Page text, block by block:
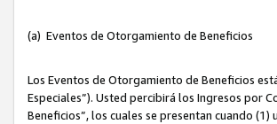
(a) Eventos de Otorgamiento de Beneficios
Los Eventos de Otorgamiento de Beneficios
Especiales”). Usted percibirá los Ingresos por
Beneficios”, los cuales se presentan cuando